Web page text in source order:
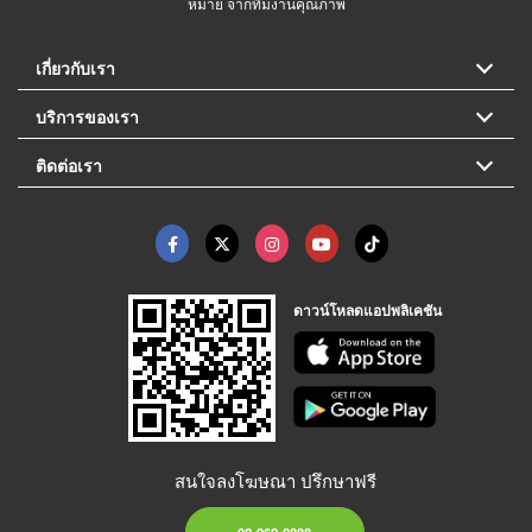
เกี่ยวกับเรา
บริการของเรา
ติดต่อเรา
ดาวน์โหลดแอปพลิเคชัน
สนใจลงโฆษณา ปรึกษาฟรี